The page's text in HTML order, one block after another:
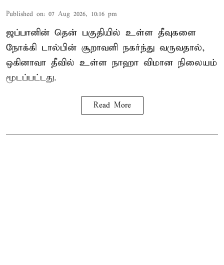
Published on: 07 Aug 2026, 10:16 pm
ஜப்பானின் தென் பகுதியில் உள்ள தீவுகளை
நோக்கி டால்பின் சூறாவளி நகர்ந்து வருவதால்,
ஒகினாவா தீவில் உள்ள நாஹா விமான நிலையம்
மூடப்பட்டது.
Read More